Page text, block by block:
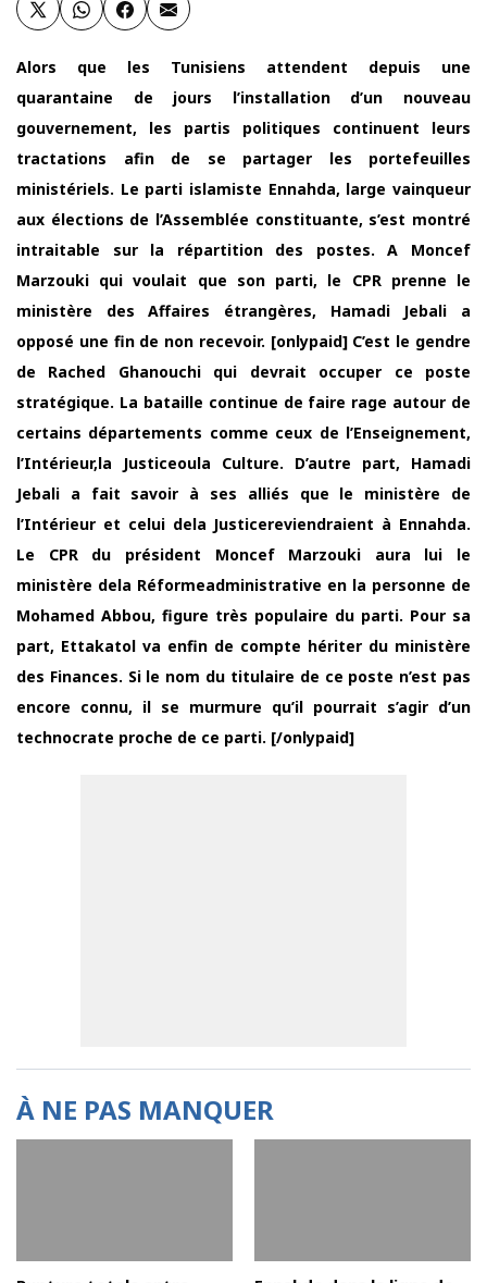
Alors que les Tunisiens attendent depuis une
quarantaine de jours l’installation d’un nouveau
gouvernement, les partis politiques continuent leurs
tractations afin de se partager les portefeuilles
ministériels. Le parti islamiste Ennahda, large vainqueur
aux élections de l’Assemblée constituante, s’est montré
intraitable sur la répartition des postes. A Moncef
Marzouki qui voulait que son parti, le CPR prenne le
ministère des Affaires étrangères, Hamadi Jebali a
opposé une fin de non recevoir. [onlypaid] C’est le gendre
de Rached Ghanouchi qui devrait occuper ce poste
stratégique. La bataille continue de faire rage autour de
certains départements comme ceux de l’Enseignement,
l’Intérieur,la Justiceoula Culture. D’autre part, Hamadi
Jebali a fait savoir à ses alliés que le ministère de
l’Intérieur et celui dela Justicereviendraient à Ennahda.
Le CPR du président Moncef Marzouki aura lui le
ministère dela Réformeadministrative en la personne de
Mohamed Abbou, figure très populaire du parti. Pour sa
part, Ettakatol va enfin de compte hériter du ministère
des Finances. Si le nom du titulaire de ce poste n’est pas
encore connu, il se murmure qu’il pourrait s’agir d’un
technocrate proche de ce parti. [/onlypaid]
À NE PAS MANQUER